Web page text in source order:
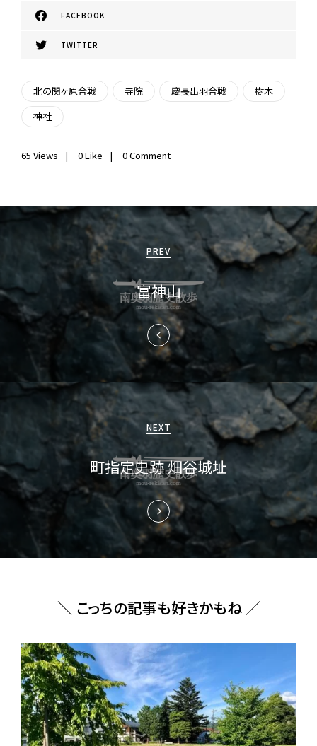
FACEBOOK
TWITTER
北の関ヶ原合戦 寺院 慶長出羽合戦
樹木
神社
65 Views 0Like 0 Comment
投
ナ
ビ
シ
ョ
ン
PREV
富神山
NEXT
町指定史跡 畑谷城址
＼ こっちの記事も好きかもね ／